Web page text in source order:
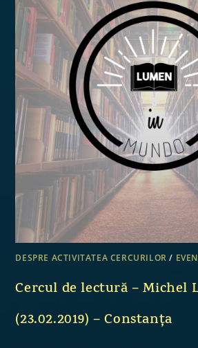
DESPRE ACTIVITATEA CERCURILOR /
Cercul de lectură – Michel
(23.02.2019) – Constanța